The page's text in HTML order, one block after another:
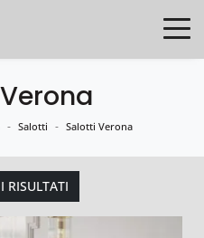
- Salotti - Salotti Verona
RISULTATI